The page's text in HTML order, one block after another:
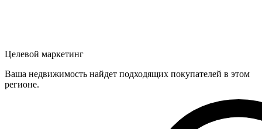
Целевой маркетинг
Ваша недвижимость найдет подходящих покупателей в этом
регионе.